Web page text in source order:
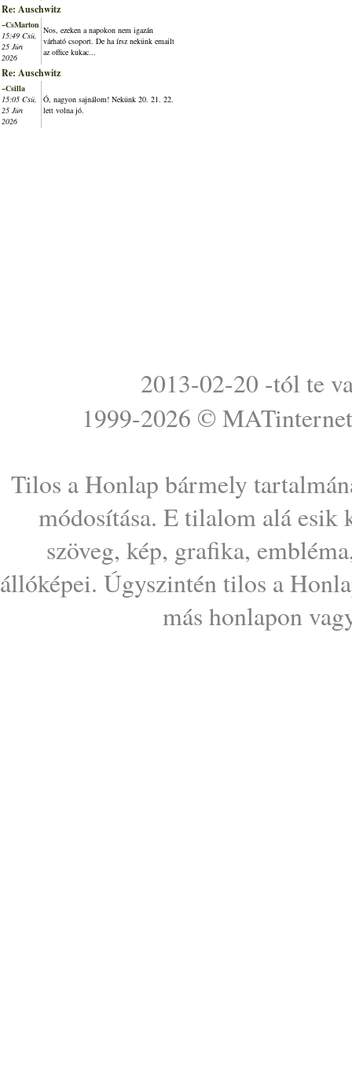
Re: Auschwitz
~CsMarton
15:49 Csü,
25 Jún
2026
Nos, ezeken a napokon nem igazán
várható csoport. De ha írsz nekünk emailt
az office kukac...
Re: Auschwitz
~Csilla
15:05 Csü,
25 Jún
2026
Ó, nagyon sajnálom! Nekünk 20. 21. 22.
lett volna jó.
2013-02-20 -tól te
1999-2026 © MATinternet
Tilos a Honlap bármely
módosítása. E tilalom alá esik
szöveg, kép, grafika,
állóképei. Úgyszintén tilos a
más honlapon